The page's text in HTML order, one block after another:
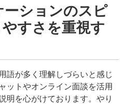
ションのスピ
すさを重視す
語が多く理解しづらいと感じ
ットやオンライン面談を活用
明を心がけております。やり